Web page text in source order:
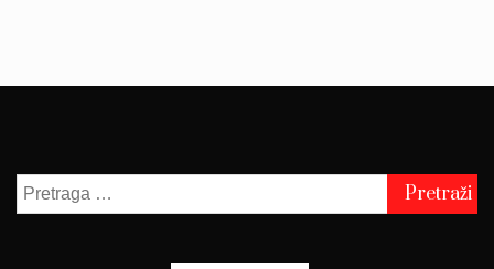
Pretraga
za: